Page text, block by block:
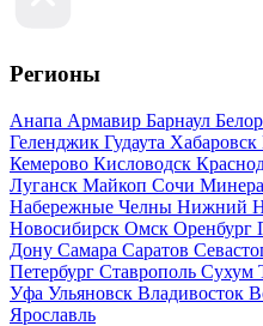
Регионы
Анапа Армавир Барнаул
Геленджик Гудаута Хабаровск
Кемерово Кисловодск
Луганск Майкоп Сочи
Набережные Челны Нижний
Новосибирск Омск Оренбург
Дону Самара Саратов
Петербург Ставрополь Сухум
Уфа Ульяновск Владивосток
Ярославль